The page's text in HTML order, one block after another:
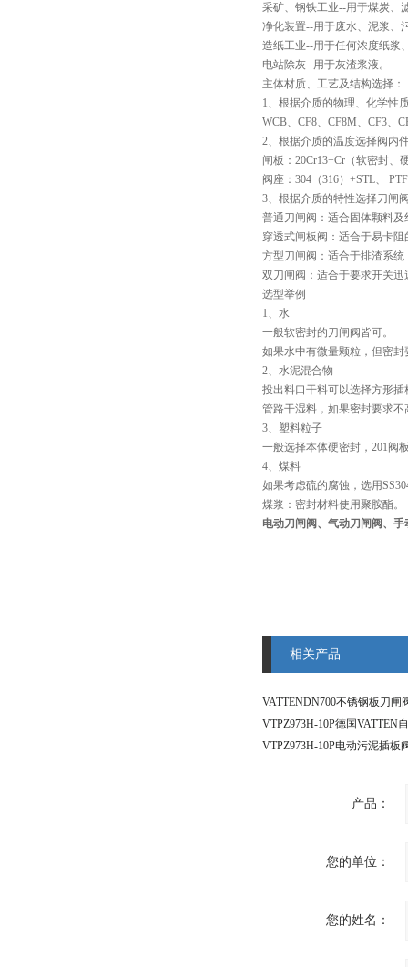
采矿、钢铁工业--用于煤炭、
净化装置--用于废水、泥浆、
造纸工业--用于任何浓度纸浆
电站除灰--用于灰渣浆液。
主体材质、工艺及结构选择：
1、根据介质的物理、化学性
WCB、CF8、CF8M、CF3、
2、根据介质的温度选择阀内
闸板：20Cr13+Cr（软密封、
阀座：304（316）+STL、
3、根据介质的特性选择刀闸
普通刀闸阀：适合固体颗料
穿透式闸板阀：适合于易卡
方型刀闸阀：适合于排渣系统
双刀闸阀：适合于要求开关
选型举例
1、水
一般软密封的刀闸阀皆可。
如果水中有微量颗粒，但密
2、水泥混合物
投出料口干料可以选择方形
管路干湿料，如果密封要求
3、塑料粒子
一般选择本体硬密封，201阀
4、煤料
如果考虑硫的腐蚀，选用
煤浆：密封材料使用聚胺酯。
电动刀闸阀、气动刀闸阀、
相关产品
产品：
您的单位：
您的姓名：